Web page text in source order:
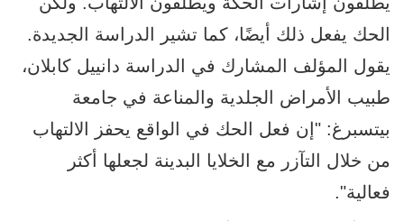
الحك يفعل ذلك أيضًا، كما تشير الدراسة الجديدة.
يقول المؤلف المشارك في الدراسة دانييل كابلان،
طبيب الأمراض الجلدية والمناعة في جامعة
بيتسبرغ: "إن فعل الحك في الواقع يحفز الالتهاب
من خلال التآزر مع الخلايا البدينة لجعلها أكثر
فعالية".